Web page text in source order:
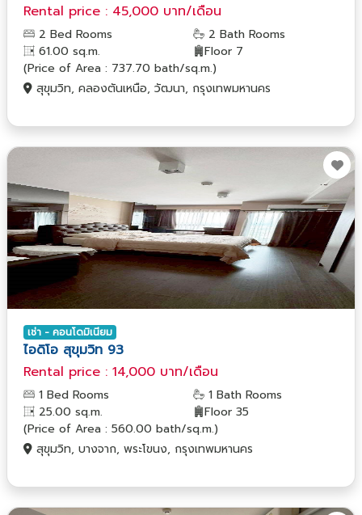
Rental price : 45,000 บาท/เดือน
2 Bed Rooms
2 Bath Rooms
61.00 sq.m.
Floor 7
(Price of Area : 737.70 bath/sq.m.)
สุขุมวิท, คลองตันเหนือ, วัฒนา, กรุงเทพมหานคร
เช่า - คอนโดมิเนียม
ไอดิโอ สุขุมวิท 93
Rental price : 14,000 บาท/เดือน
1 Bed Rooms
1 Bath Rooms
25.00 sq.m.
Floor 35
(Price of Area : 560.00 bath/sq.m.)
สุขุมวิท, บางจาก, พระโขนง, กรุงเทพมหานคร